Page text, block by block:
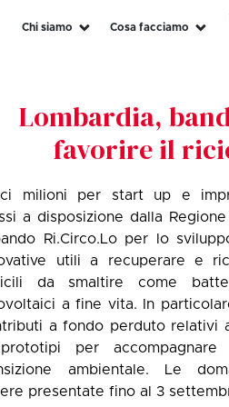
Chi siamo Cosa facciamo
Lombardia,
favorire il
milioni per start up e
a disposizione dalla
Ri.Circo.Lo per lo
utili a recuperare e
da smaltire come
a fine vita. In
a fondo perduto relativi
per
ambientale. Le
presentate fino al 3